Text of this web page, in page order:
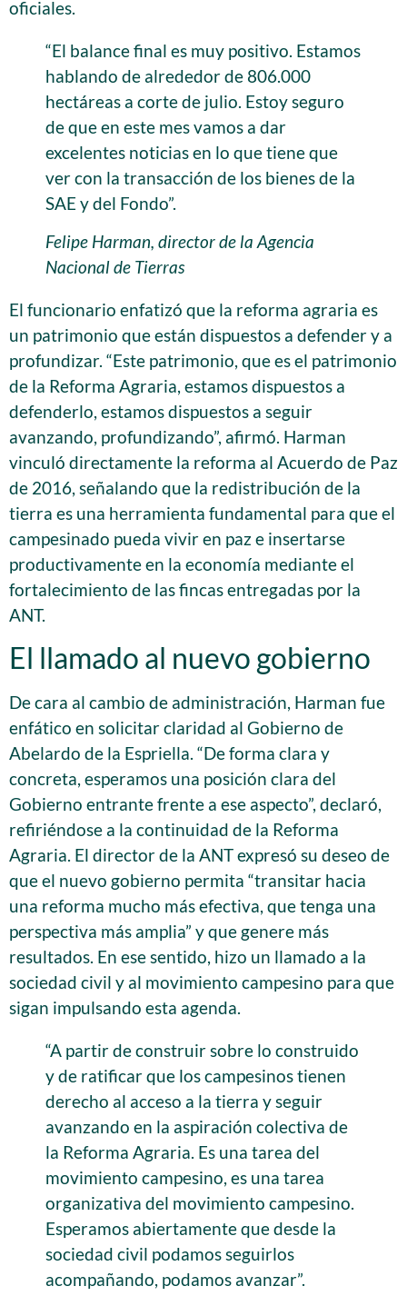
oficiales.
“El balance final es muy positivo. Estamos
hablando de alrededor de 806.000
hectáreas a corte de julio. Estoy seguro
de que en este mes vamos a dar
excelentes noticias en lo que tiene que
ver con la transacción de los bienes de la
SAE y del Fondo”.
Felipe Harman, director de la Agencia
Nacional de Tierras
El funcionario enfatizó que la reforma agraria es
un patrimonio que están dispuestos a defender y a
profundizar. “Este patrimonio, que es el patrimonio
de la Reforma Agraria, estamos dispuestos a
defenderlo, estamos dispuestos a seguir
avanzando, profundizando”, afirmó. Harman
vinculó directamente la reforma al Acuerdo de Paz
de 2016, señalando que la redistribución de la
tierra es una herramienta fundamental para que el
campesinado pueda vivir en paz e insertarse
productivamente en la economía mediante el
fortalecimiento de las fincas entregadas por la
ANT.
El llamado al nuevo gobierno
De cara al cambio de administración, Harman fue
enfático en solicitar claridad al Gobierno de
Abelardo de la Espriella. “De forma clara y
concreta, esperamos una posición clara del
Gobierno entrante frente a ese aspecto”, declaró,
refiriéndose a la continuidad de la Reforma
Agraria. El director de la ANT expresó su deseo de
que el nuevo gobierno permita “transitar hacia
una reforma mucho más efectiva, que tenga una
perspectiva más amplia” y que genere más
resultados. En ese sentido, hizo un llamado a la
sociedad civil y al movimiento campesino para que
sigan impulsando esta agenda.
“A partir de construir sobre lo construido
y de ratificar que los campesinos tienen
derecho al acceso a la tierra y seguir
avanzando en la aspiración colectiva de
la Reforma Agraria. Es una tarea del
movimiento campesino, es una tarea
organizativa del movimiento campesino.
Esperamos abiertamente que desde la
sociedad civil podamos seguirlos
acompañando, podamos avanzar”.